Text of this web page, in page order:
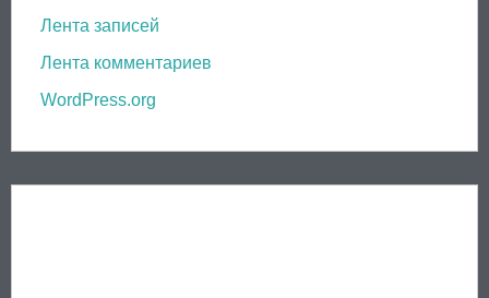
Лента записей
Лента комментариев
WordPress.org